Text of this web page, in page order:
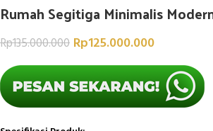
Rumah Segitiga Minimalis
Rp135.000.000 Rp125.000.000